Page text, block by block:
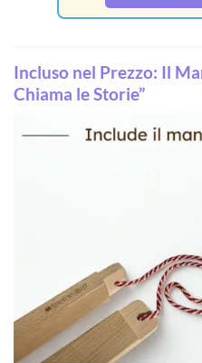
Incluso nel Prezzo: Il
Chiama le Storie”